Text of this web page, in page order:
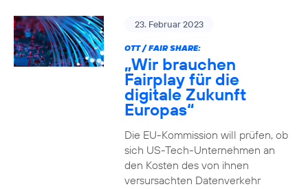
23. Februar 2023
OTT / FAIR SHARE:
„Wir brauchen
Fairplay für die
digitale Zukunft
Europas“
Die EU-Kommission will prüfen, ob
sich US-Tech-Unternehmen an
den Kosten des von ihnen
versursachten Datenverkehr